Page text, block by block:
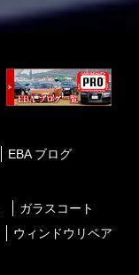
EBA ブログ
ガラスコート
ウィンドウリペア